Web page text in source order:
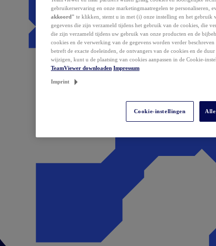
gebruikerservaring en onze marketingmaatregelen te personaliseren,
akkoord" te klikken, stemt u in met (i) onze instelling en het gebruik
gegevens die zijn verzameld tijdens het gebruik van de cookies, die
die zijn verzameld tijdens uw gebruik van onze producten en de
cookies en de verwerking van de gegevens worden verder beschreven
betreft de exacte doeleinden, de ontvangers van de cookies en de
wijzigen, kunt u de plaatsing van cookies aanpassen in de Cookie-
TeamViewer downloaden Impressum
Imprint
Cookie-instellingen